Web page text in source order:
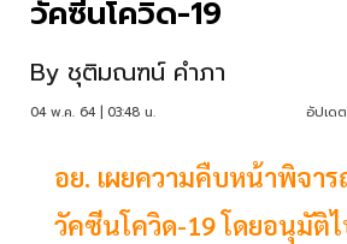
วัคซีนโควิด-19
By ชุติมณฑน์ คำภา
04 พ.ค. 64 | 03:48 น. อัปเด
อย. เผยความคืบหน้าพิจา
วัคซีนโควิด-19 โดยอนุมัติไ